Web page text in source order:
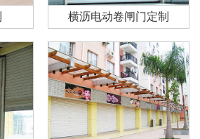
横沥电动卷闸门定制